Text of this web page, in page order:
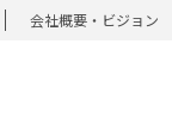
会社概要・ビジョン